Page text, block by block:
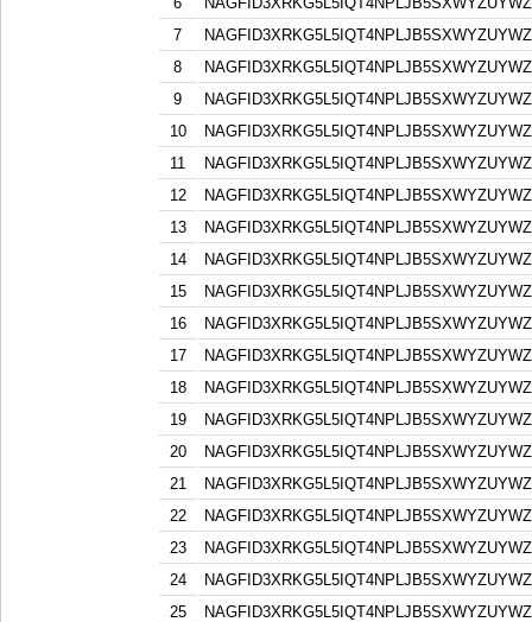
7
8
9
10
11
12
13
14
15
16
17
18
19
20
21
22
23
24
25